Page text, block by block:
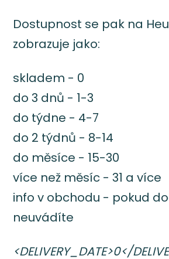
Dostupnost se pak na
zobrazuje jako:
skladem - 0
do 3 dnů - 1-3
do týdne - 4-7
do 2 týdnů - 8-14
do měsíce - 15-30
více než měsíc - 31 a více
info v obchodu - pokud
neuvádíte
<DELIVERY_DATE>0</